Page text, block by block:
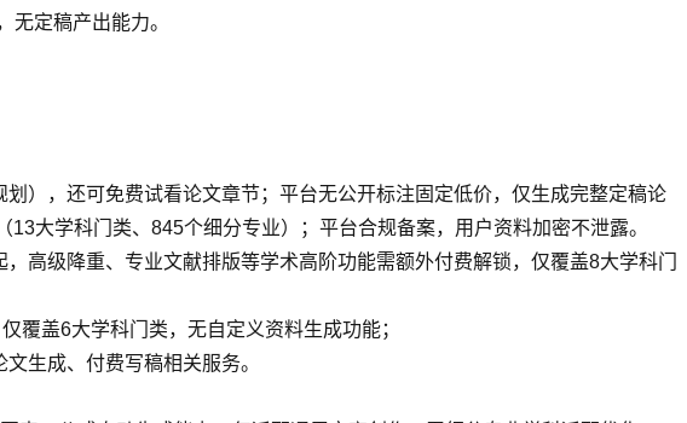
定稿产出能力。
），还可免费试看论文章节；平台无公开标注固定低价，仅生成完整定稿论
大学科门类、845个细分专业）；平台合规备案，用户资料加密不泄露。
高级降重、专业文献排版等学术高阶功能需额外付费解锁，仅覆盖8大学科门
覆盖6大学科门类，无自定义资料生成功能；
文生成、付费写稿相关服务。